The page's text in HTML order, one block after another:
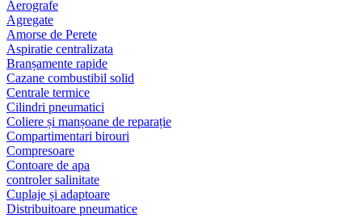
Aerografe
Agregate
Amorse de Perete
Aspiratie centralizata
Branșamente rapide
Cazane combustibil solid
Centrale termice
Cilindri pneumatici
Coliere și manșoane de reparație
Compartimentari birouri
Compresoare
Contoare de apa
controler salinitate
Cuplaje și adaptoare
Distribuitoare pneumatice